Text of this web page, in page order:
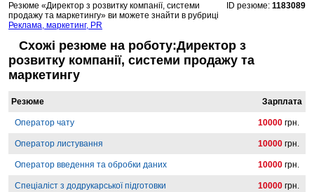
Резюме «Директор з розвитку компанії, системи
продажу та маркетингу» ви можете знайти в рубриці
Реклама, маркетинг, PR
ID резюме: 1183089
Схожі резюме на роботу:Директор з
розвитку компанії, системи продажу та
маркетингу
Резюме Зарплата
Оператор чату 10000 грн.
Оператор листування 10000 грн.
Оператор введення та обробки даних 10000 грн.
Спеціаліст з додрукарської підготовки 10000 грн.